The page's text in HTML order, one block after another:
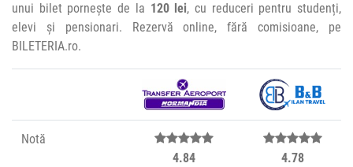
unui bilet pornește de la 120 lei, cu reduceri pentru studenți,
elevi și pensionari. Rezervă online, fără comisioane, pe
BILETERIA.ro.
Notă
4.84
4.78